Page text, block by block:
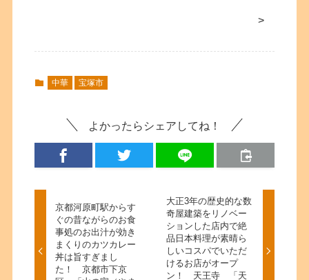
>
中華 宝塚市
よかったらシェアしてね！
京都河原町駅からす
ぐの昔ながらのお食
事処のお出汁が効き
まくりのカツカレー
丼は旨すぎまし
た！ 京都市下京
大正3年の歴史的な数
奇屋建築をリノベー
ションした店内で絶
品日本料理が素晴ら
しいコスパでいただ
けるお店がオープ
ン！ 天王寺 「天